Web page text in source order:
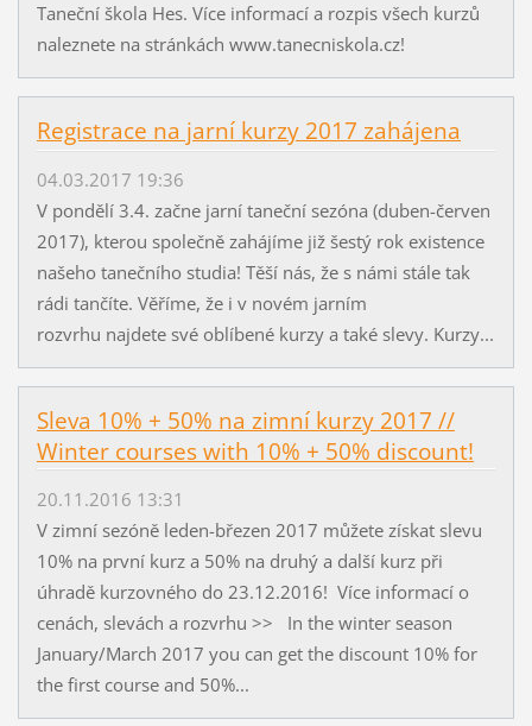
Taneční škola Hes. Více informací a rozpis všech kurzů
naleznete na stránkách www.tanecniskola.cz!
Registrace na jarní kurzy 2017 zahájena
04.03.2017 19:36
V pondělí 3.4. začne jarní taneční sezóna (duben-červen
2017), kterou společně zahájíme již šestý rok existence
našeho tanečního studia! Těší nás, že s námi stále tak
rádi tančíte. Věříme, že i v novém jarním
rozvrhu najdete své oblíbené kurzy a také slevy. Kurzy...
Sleva 10% + 50% na zimní kurzy 2017 //
Winter courses with 10% + 50% discount!
20.11.2016 13:31
V zimní sezóně leden-březen 2017 můžete získat slevu
10% na první kurz a 50% na druhý a další kurz při
úhradě kurzovného do 23.12.2016! Více informací o
cenách, slevách a rozvrhu >> In the winter season
January/March 2017 you can get the discount 10% for
the first course and 50%...